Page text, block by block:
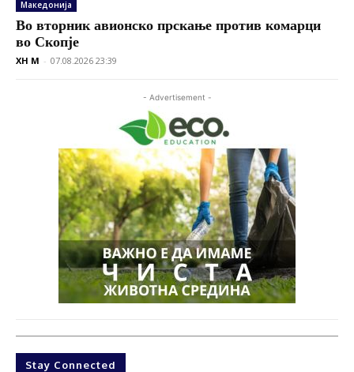
Македонија
Во вторник авионско прскање против комарци
во Скопје
XH M - 07.08.2026 23:39
- Advertisement -
Stay Connected